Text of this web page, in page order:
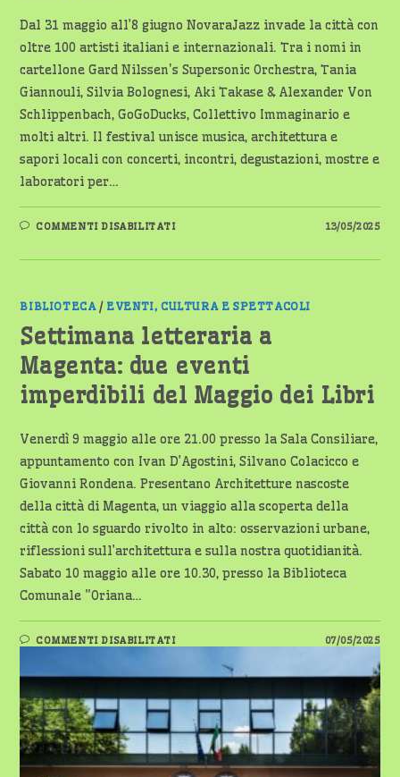
Dal 31 maggio all’8 giugno NovaraJazz invade la città con
oltre 100 artisti italiani e internazionali. Tra i nomi in
cartellone Gard Nilssen's Supersonic Orchestra, Tania
Giannouli, Silvia Bolognesi, Aki Takase & Alexander Von
Schlippenbach, GoGoDucks, Collettivo Immaginario e
molti altri. Il festival unisce musica, architettura e
sapori locali con concerti, incontri, degustazioni, mostre e
laboratori per…
COMMENTI DISABILITATISU
JAZZ,
TRA
E
TERRITORIO
13/05/2025
BIBLIOTECA/ EVENTI, CULTURA E SPETTACOLI
Settimana letteraria a
Magenta: due eventi
imperdibili del Maggio dei Libri
Venerdì 9 maggio alle ore 21.00 presso la Sala Consiliare,
appuntamento con Ivan D’Agostini, Silvano Colacicco e
Giovanni Rondena. Presentano Architetture nascoste
della città di Magenta, un viaggio alla scoperta della
città con lo sguardo rivolto in alto: osservazioni urbane,
riflessioni sull’architettura e sulla nostra quotidianità.
Sabato 10 maggio alle ore 10.30, presso la Biblioteca
Comunale "Oriana…
COMMENTI DISABILITATISU
SETTIMANA
LETTERARIA
A
DUE
EVENTI
IMPERDIBILI
DEL
MAGGIO
DEI
LIBRI
07/05/2025